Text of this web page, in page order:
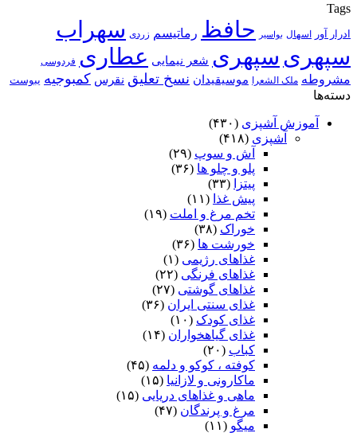
Tags
ادرار آور اسهال بواسیر حافظ رماتیسم زردی سهراب
سپهری سپهری شعر نیمایی عطاری فردوسی
مشروطه ملک الشعرا موسیقیدان نسخ تعلیق نقرس کمبوجیه یبوست
دسته‌ها
آموزش آشپزی (۴۳۰)
آشپزی (۴۱۸)
آش و سوپ (۲۹)
پلو و چلو ها (۳۶)
پیتزا
(۳۳)
پیش غذا (۱۱)
تخم مرغ و املت (۱۹)
خوراک (۳۸)
خورشت ها (۳۶)
غذاهای رژیمی (۱)
غذاهای فرنگی (۲۲)
غذاهای گوشتی (۲۷)
غذای سنتی ایران (۳۶)
غذای کودک (۱۰)
غذای گیاهخواران (۱۴)
کباب (۲۰)
کوفته ، کوکو و دلمه (۴۵)
ماکارونی و لازانیا (۱۵)
ماهی و غذاهای دریایی (۱۵)
مرغ و پرندگان (۴۷)
میگو (۱۱)